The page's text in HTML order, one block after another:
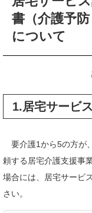
書（介護予
について
1.居宅サービ
要介護1から5の方が
頼する居宅介護支援事
場合には、居宅サービ
さい。